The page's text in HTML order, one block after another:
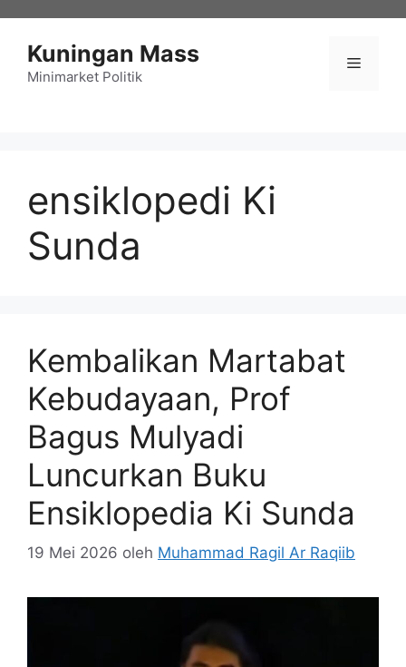
Kuningan Mass
Minimarket Politik
Menu
ensiklopedi Ki
Sunda
Kembalikan Martabat
Kebudayaan, Prof
Bagus Mulyadi
Luncurkan Buku
Ensiklopedia Ki Sunda
19 Mei 2026 oleh Muhammad Ragil Ar Raqiib